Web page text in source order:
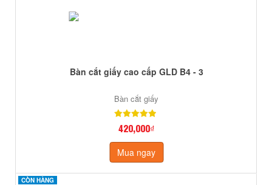
Bàn cắt giấy cao cấp GLD B4 - 3
Bàn cắt giấy
420,000₫
Mua ngay
CÒN HÀNG
CÒN HÀNG